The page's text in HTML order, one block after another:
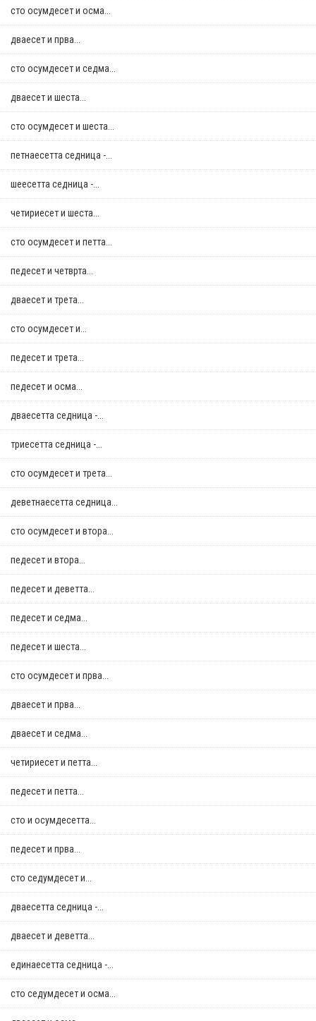
сто осумдесет и осма...
дваесет и прва...
сто осумдесет и седма...
дваесет и шеста...
сто осумдесет и шеста...
петнаесетта седница -...
шеесетта седница -...
четириесет и шеста...
сто осумдесет и петта...
педесет и четврта...
дваесет и трета...
сто осумдесет и...
педесет и трета...
педесет и осма...
дваесетта седница -...
триесетта седница -...
сто осумдесет и трета...
деветнаесетта седница...
сто осумдесет и втора...
педесет и втора...
педесет и деветта...
педесет и седма...
педесет и шеста...
сто осумдесет и прва...
дваесет и прва...
дваесет и седма...
четириесет и петта...
педесет и петта...
сто и осумдесетта...
педесет и прва...
сто седумдесет и...
дваесетта седница -...
дваесет и деветта...
единаесетта седница -...
сто седумдесет и осма...